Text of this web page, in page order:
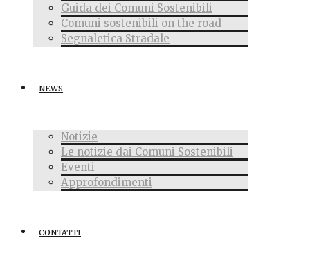
Guida dei Comuni Sostenibili
Comuni sostenibili on the road
Segnaletica Stradale
NEWS
Notizie
Le notizie dai Comuni Sostenibili
Eventi
Approfondimenti
CONTATTI